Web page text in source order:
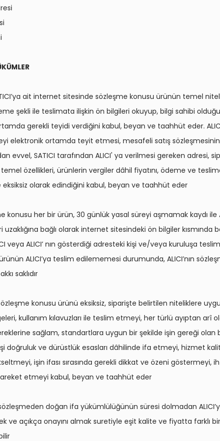
ait internet sitesinde sözleşme konusu ürünün temel
şekli ile teslimata ilişkin ön bilgileri okuyup, bilgi sahibi
gerekli teyidi verdiğini kabul, beyan ve taahhüt eder.
elektronik ortamda teyit etmesi, mesafeli satış sözleşmesinin
evvel, SATICI tarafından ALICI' ya verilmesi gereken adresi,
özellikleri, ürünlerin vergiler dâhil fiyatını, ödeme ve
olarak edindiğini kabul, beyan ve taahhüt eder
konusu her bir ürün, 30 günlük yasal süreyi aşmamak kaydı ile
uzaklığına bağlı olarak internet sitesindeki ön bilgiler kısmında
veya ALICI’ nın gösterdiği adresteki kişi ve/veya kuruluşa
ALICI’ya teslim edilememesi durumunda, ALICI’nın
saklıdır
konusu ürünü eksiksiz, siparişte belirtilen niteliklere
kullanım kılavuzları ile teslim etmeyi, her türlü ayıptan arî
sağlam, standartlara uygun bir şekilde işin gereği olan
doğruluk ve dürüstlük esasları dâhilinde ifa etmeyi, hizmet
işin ifası sırasında gerekli dikkat ve özeni göstermeyi,
etmeyi kabul, beyan ve taahhüt eder
doğan ifa yükümlülüğünün süresi dolmadan
ve açıkça onayını almak suretiyle eşit kalite ve fiyatta farklı